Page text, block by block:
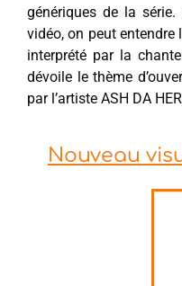
génériques de la
vidéo, on peut entendre
interprété par la
dévoile le thème
par l’artiste ASH DA
Nouveau